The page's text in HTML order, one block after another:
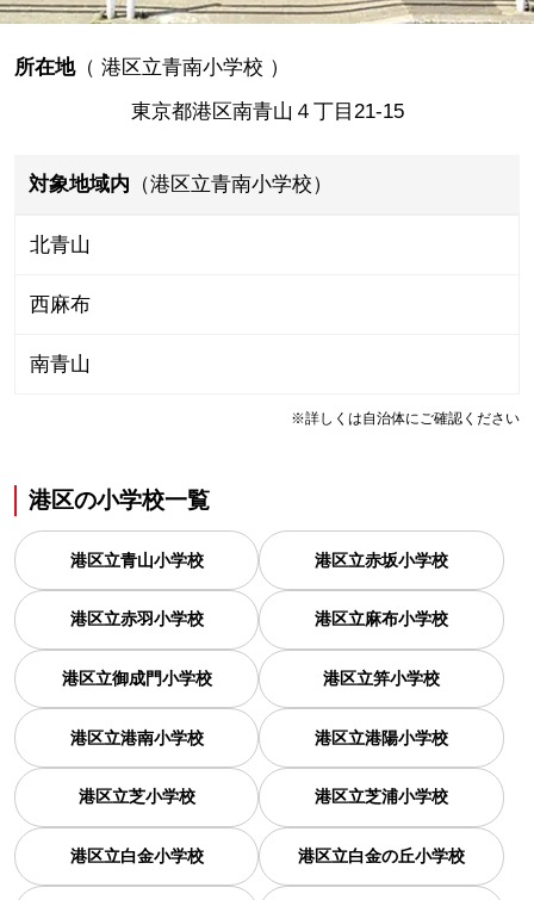
所在地（ 港区立青南小学校 ）
東京都港区南青山４丁目21-15
対象地域内 （港区立青南小学校）
北青山
西麻布
南青山
※詳しくは自治体にご確認ください
港区の小学校一覧
港区立青山小学校 港区立赤坂小学校
港区立赤羽小学校 港区立麻布小学校
港区立御成門小学校 港区立笄小学校
港区立港南小学校 港区立港陽小学校
港区立芝小学校 港区立芝浦小学校
港区立白金小学校 港区立白金の丘小学校